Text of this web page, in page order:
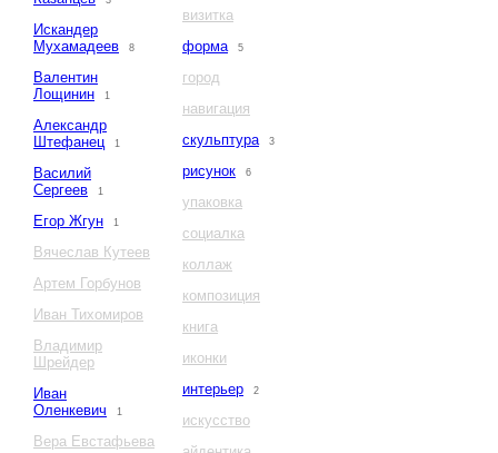
Искандер
Мухамадеев
8
Валентин
Лощинин
1
Александр
Штефанец
1
Василий
Сергеев
1
Егор Жгун 1
Вячеслав Кутеев
Артем Горбунов
Иван Тихомиров
Владимир
Шрейдер
Иван
Оленкевич
1
Вера Евстафьева
визитка
форма
5
город
навигация
скульптура
3
рисунок 6
упаковка
социалка
коллаж
композиция
книга
иконки
интерьер
2
искусство